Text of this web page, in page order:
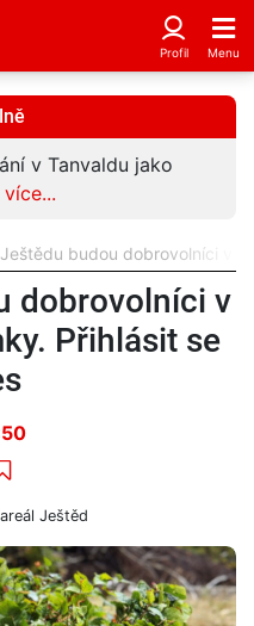
v Tanvaldu jako
více...
budou dobrovolníci v
dobrovolníci v
Přihlásit se
Ještěd